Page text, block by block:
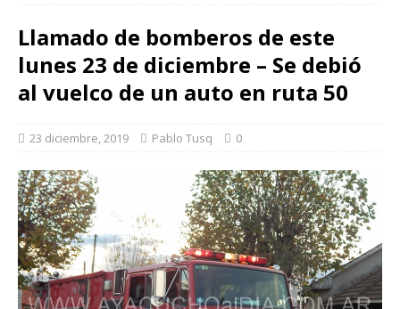
Llamado de bomberos de este
lunes 23 de diciembre – Se debió
al vuelco de un auto en ruta 50
23 diciembre, 2019 Pablo Tusq 0